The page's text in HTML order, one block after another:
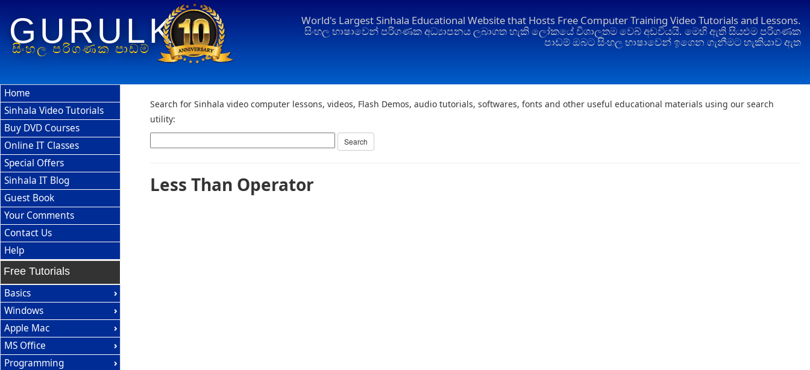
GURULK
සිංහල පරිගණක පාඩම්
World's Largest Sinhala Educational Website that Hosts Free Computer Training Video Tutorials and Lessons.
සිංහල භාෂාවෙන් පරිගණක අධ්‍යාපනය ලබාගත හැකි ලෝකයේ විශාලතම වෙබ් අඩවියයි. මෙහි ඇති සියළුම පරිගණක
පාඩම් ඔබට සිංහල භාෂාවෙන් ඉගෙන ගැනීමට හැකියාව ඇත
Search for Sinhala video computer lessons, videos, Flash Demos, audio tutorials, softwares, fonts and other useful educational materials using our search
utility:
Less Than Operator
Home
Sinhala Video Tutorials
Buy DVD Courses
Online IT Classes
Special Offers
Sinhala IT Blog
Guest Book
Your Comments
Contact Us
Help
Free Tutorials
Basics
Windows
Apple Mac
MS Office
Programming